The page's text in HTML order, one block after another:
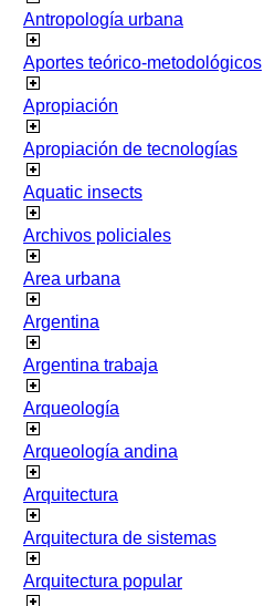
Antropología urbana
Aportes teórico-metodológicos
Apropiación
Apropiación de tecnologías
Aquatic insects
Archivos policiales
Area urbana
Argentina
Argentina trabaja
Arqueología
Arqueología andina
Arquitectura
Arquitectura de sistemas
Arquitectura popular